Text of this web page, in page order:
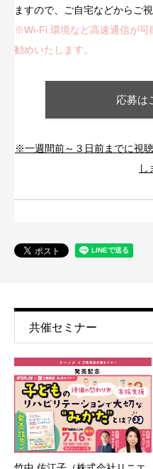
ますので、ご自宅などからご
※Wi-Fi 環境など高速通信が可
勧めいたします。
応募は
※一週間前～３日前までに視
し
共催セミナー